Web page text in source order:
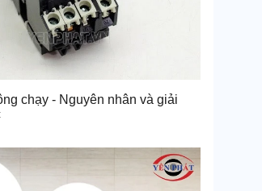
chạy - Nguyên nhân và giải